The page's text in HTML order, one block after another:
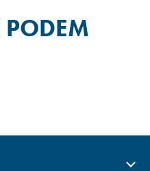
PODEM